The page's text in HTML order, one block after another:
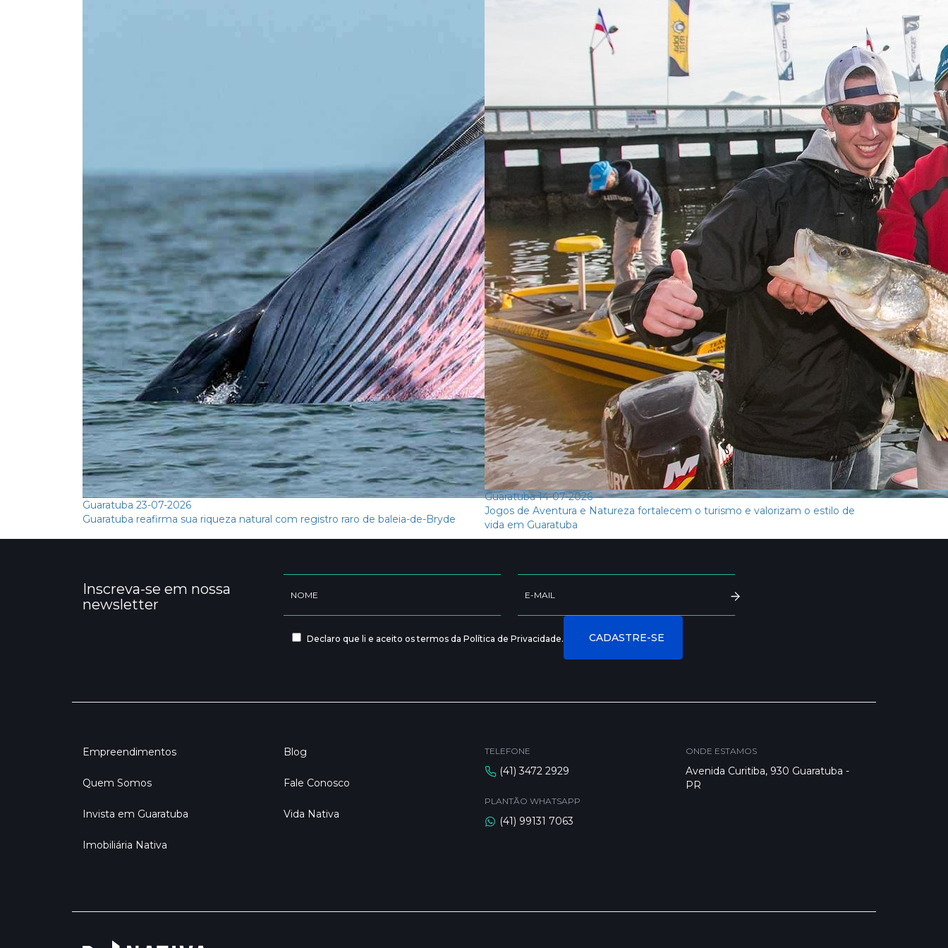
Guaratuba 23-07-2026
Guaratuba reafirma sua riqueza natural com registro raro de baleia-de-Bryde
Guaratuba 14-07-2026
Jogos de Aventura e Natureza fortalecem o turismo e valorizam o estilo de
vida em Guaratuba
Inscreva-se em nossa
newsletter
Declaro que li e aceito os termos da Política de Privacidade.
Empreendimentos
Quem Somos
Invista em Guaratuba
Imobiliária Nativa
Blog
Fale Conosco
Vida Nativa
TELEFONE
(41) 3472 2929
PLANTÃO WHATSAPP
(41) 99131 7063
ONDE ESTAMOS
Avenida Curitiba, 930 Guaratuba -
PR